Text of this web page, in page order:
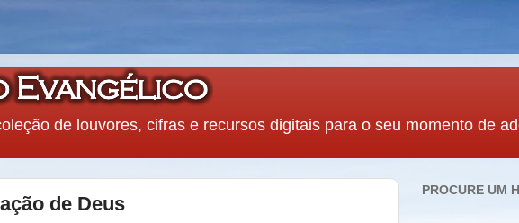
de louvores, cifras e recursos digitais para o seu momento de
de Deus
PROCURE UM